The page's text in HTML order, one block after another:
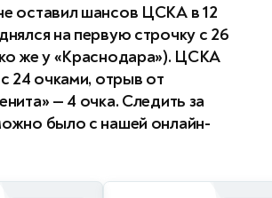
оставил шансов ЦСКА в 12
на первую строчку с 26
же у «Краснодара»). ЦСКА
24 очками, отрыв от
— 4 очка. Следить за
было с нашей онлайн-